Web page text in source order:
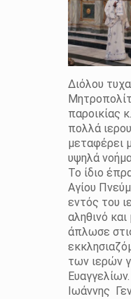
Διόλου
παροικίας
πολλά
μεταφέρει
υψηλά
Το ίδιο
Αγίου
εντός του
αληθινό και
άπλωσε
των ιερών
Ιωάννης